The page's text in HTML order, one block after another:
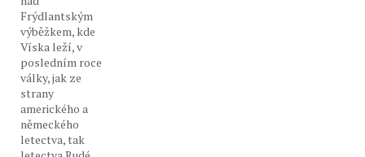
Frýdlantským
výběžkem, kde
Víska leží, v
posledním roce
války, jak ze
strany
amerického a
německého
letectva, tak